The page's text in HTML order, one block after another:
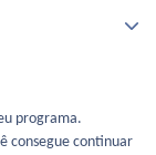
programa.
consegue continuar